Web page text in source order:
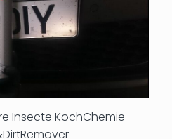
Insecte KochChemie